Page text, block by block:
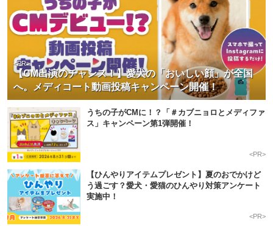
【CM出演のチャンス！】愛犬の「おいしい顔」が全国
へ。メディコート動画投稿キャンペーン開催！
<PR>
うちの子がCMに！？「＃カブニョロとメディファ
ス」キャンペーン第1弾開催！
<PR>
【ひんやりアイテムプレゼント】夏のおでかけど
う過ごす？愛犬・愛猫のひんやり対策アンケート
実施中！
<PR>